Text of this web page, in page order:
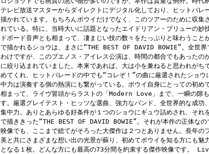
テレビ放送マスターからダイレクトにデジタル化しており、ヒットパレ
描かれています。もちろんボウイだけでなく、このツアーのために収集
れている。特に、当時大いに話題となったエイドリアン・ブリューの妙
ドボード音声とも相まって、凄まじい技の数々をたっぷりと味わうこと
で描かれるショウは、まさに“THE BEST OF DAVID BOWIE”。全世界
わけですが、このブエノス・アイレス公演は、時間の都合でもあったの
に絞り込まれていました。本来であれば、大は小を兼ねると思われがち
めてくれ、ヒットパレードの中でも“コレぞ！”の曲に厳選されたショ
中力は演奏する側の熱演にも繋がっている。ボウイ自身にとっての初め
相まって、ライヴ冒頭からラストの「Modern Love」まで、一瞬の隙
す。厳選グレイテスト・ヒッツな選曲、強力なバンド、全世界的な成功
集中力。ありとあらゆる好条件が１つのショウにギュウ詰めされ、それ
で描ききった“THE BEST OF DAVID BOWIE”。それが本作の正体な
映像でも、ここまで総てがそろった大傑作は２つとありません。長年の
美と共にさまざまな想い出の光景が蘇り、初めてボウイを知る方にも魅
となる１枚。どんな方にも最高の73分間を約束する傑作映像で